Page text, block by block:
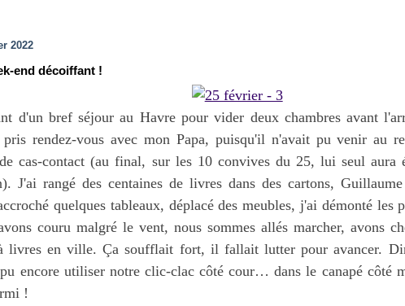
2022
end décoiffant !
d'un bref séjour au Havre pour vider deux chambres avant
pris rendez-vous avec mon Papa, puisqu'il n'avait pu venir au
cas-contact (au final, sur les 10 convives du 25, lui seul aura
J'ai rangé des centaines de livres dans des cartons,
quelques tableaux, déplacé des meubles, j'ai démonté les
couru malgré le vent, nous sommes allés marcher, avons
livres en ville. Ça soufflait fort, il fallait lutter pour avancer.
encore utiliser notre clic-clac côté cour… dans le canapé côté
!